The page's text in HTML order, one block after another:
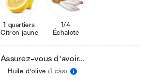
1 quartiers
Citron jaune
1/4
Échalote
Assurez-vous d'avoir...
Huile d'olive (1 càs)